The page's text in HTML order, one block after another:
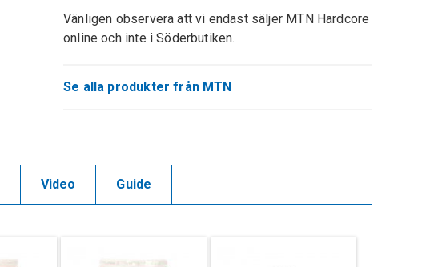
Vänligen observera att vi endast säljer MTN Hardcore
online och inte i Söderbutiken.
Se alla produkter från MTN
Video Guide